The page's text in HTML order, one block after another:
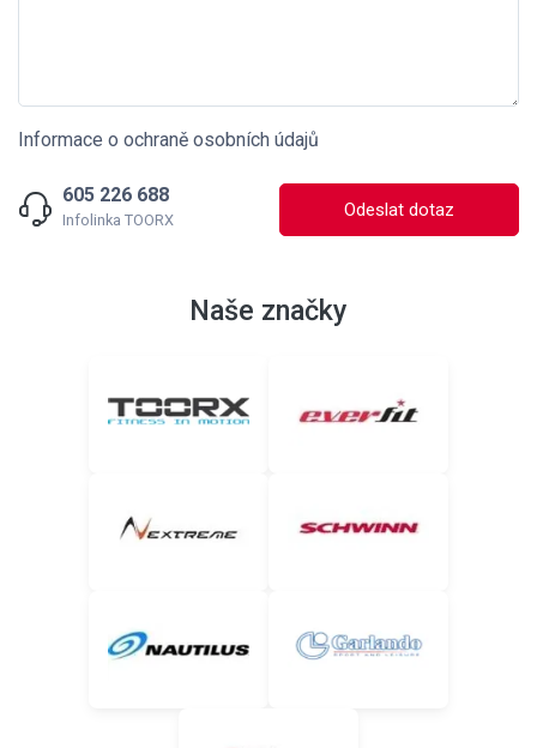
Informace o ochraně osobních údajů
605 226 688
Infolinka TOORX Odeslat dotaz
Naše značky